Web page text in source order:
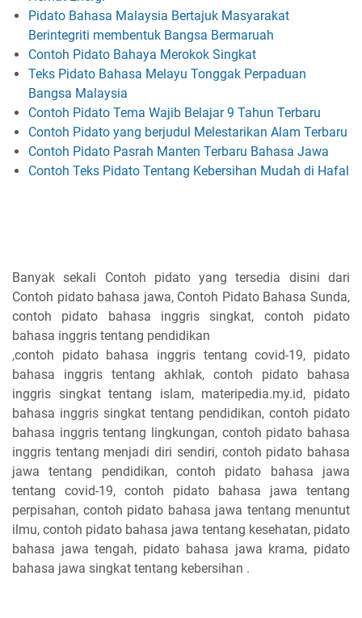
Pidato Bahasa Malaysia Bertajuk Masyarakat
Berintegriti membentuk Bangsa Bermaruah
Contoh Pidato Bahaya Merokok Singkat
Teks Pidato Bahasa Melayu Tonggak Perpaduan
Bangsa Malaysia
Contoh Pidato Tema Wajib Belajar 9 Tahun Terbaru
Contoh Pidato yang berjudul Melestarikan Alam Terbaru
Contoh Pidato Pasrah Manten Terbaru Bahasa Jawa
Contoh Teks Pidato Tentang Kebersihan Mudah di Hafal
Banyak sekali Contoh pidato yang tersedia disini dari
Contoh pidato bahasa jawa, Contoh Pidato Bahasa Sunda,
contoh pidato bahasa inggris singkat, contoh pidato
bahasa inggris tentang pendidikan
,contoh pidato bahasa inggris tentang covid-19, pidato
bahasa inggris tentang akhlak, contoh pidato bahasa
inggris singkat tentang islam, materipedia.my.id, pidato
bahasa inggris singkat tentang pendidikan, contoh pidato
bahasa inggris tentang lingkungan, contoh pidato bahasa
inggris tentang menjadi diri sendiri, contoh pidato bahasa
jawa tentang pendidikan, contoh pidato bahasa jawa
tentang covid-19, contoh pidato bahasa jawa tentang
perpisahan, contoh pidato bahasa jawa tentang menuntut
ilmu, contoh pidato bahasa jawa tentang kesehatan, pidato
bahasa jawa tengah, pidato bahasa jawa krama, pidato
bahasa jawa singkat tentang kebersihan .